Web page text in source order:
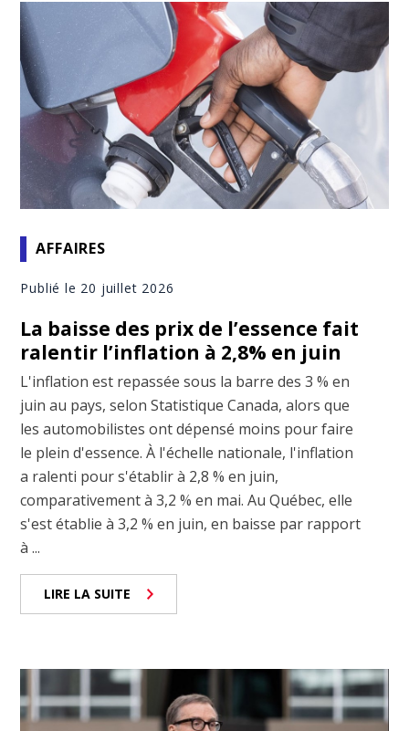
AFFAIRES
Publié le 20 juillet 2026
La baisse des prix de l’essence fait
ralentir l’inflation à 2,8% en juin
L'inflation est repassée sous la barre des 3 % en
juin au pays, selon Statistique Canada, alors que
les automobilistes ont dépensé moins pour faire
le plein d'essence. À l'échelle nationale, l'inflation
a ralenti pour s'établir à 2,8 % en juin,
comparativement à 3,2 % en mai. Au Québec, elle
s'est établie à 3,2 % en juin, en baisse par rapport
à ...
LIRE LA SUITE